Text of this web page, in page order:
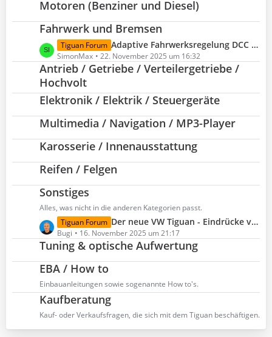
t
t
e
B
e
i
t
r
ä
g
e
Motoren (Benziner und Diesel)
Fahrwerk und Bremsen
L
e
t
z
t
e
B
e
i
t
r
g
e
Tiguan Forum Adaptive Fahrwerksregelung DCC Pro inkl. Fahrprofilauswahl
SimonMax 22. November 2025 um 16:32
Antrieb / Getriebe / Verteilergetriebe /
Hochvolt
Elektronik / Elektrik / Steuergeräte
Multimedia / Navigation / MP3-Player
Karosserie / Innenausstattung
Reifen / Felgen
Sonstiges
Alles, was nicht in die anderen Kategorien passt.
L
e
t
t
e
B
e
i
t
Tiguan Forum Der neue VW Tiguan - Eindrücke von der Weltpremiere
Bugi 16. November 2025 um 21:17
Tuning & optische Aufwertung
EBA / How to
Einbauanleitungen sowie sogenannte How to's.
Kaufberatung
Kauf- oder Verkaufsfragen, die sich mit dem Tiguan beschäftigen.